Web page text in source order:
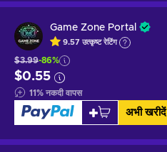
Game Zone Portal
9.57 उत्कृष्टरेटिंग
$3.99-86%
$0.55
11% नकदी वापस
अभी खरीदें